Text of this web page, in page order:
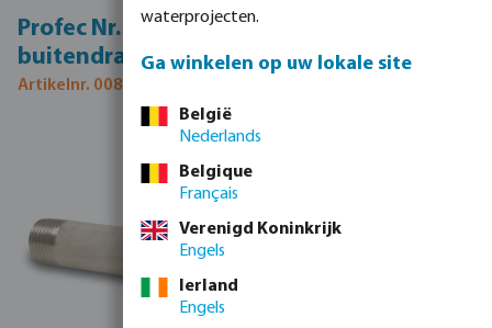
Profec Nr. 23 Pijpnippel RVS 316 1 1/2"
buitendraad 16bar 80 mm
Artikelnr. 0080407
Afbeeldingengalerij overslaan
waterprojecten.
Ga winkelen op uw lokale site
België
Nederlands
Belgique
Français
Verenigd Koninkrijk
Engels
Ierland
Engels